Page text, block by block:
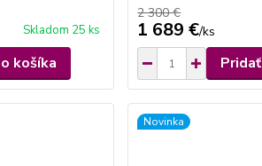
Skladom 25 ks
košíka
2 300 €
1 689 €/ks
Novinka